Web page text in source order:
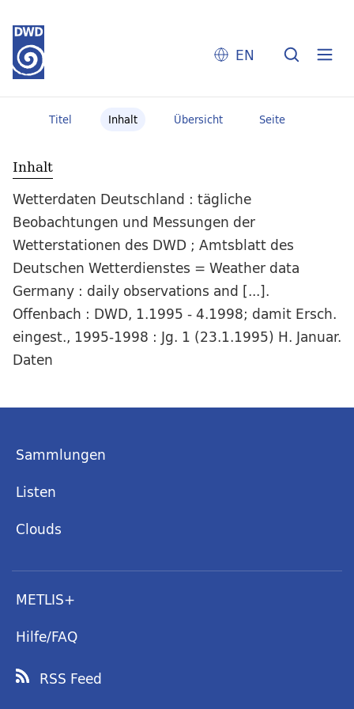
EN
Titel Inhalt Übersicht Seite
Inhalt
Wetterdaten Deutschland : tägliche
Beobachtungen und Messungen der
Wetterstationen des DWD ; Amtsblatt des
Deutschen Wetterdienstes = Weather data
Germany : daily observations and [...].
Offenbach : DWD, 1.1995 - 4.1998; damit Ersch.
eingest., 1995-1998 : Jg. 1 (23.1.1995) H. Januar.
Daten
Sammlungen
Listen
Clouds
METLIS+
Hilfe/FAQ
RSS Feed